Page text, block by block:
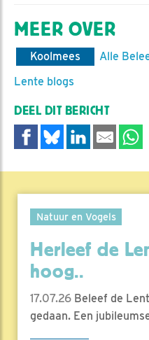
MEER OVER
Koolmees
Alle
Lente blogs
DEEL DIT BERICHT
Natuur en Vogels
Herleef de
hoog..
17.07.26 Beleef de
gedaan. Een